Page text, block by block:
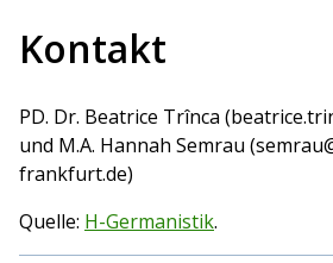
Kontakt
PD. Dr. Beatrice Trînca
und M.A. Hannah Semrau
frankfurt.de)
Quelle: H-Germanistik.